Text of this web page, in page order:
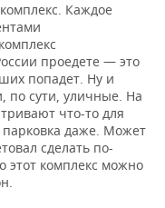
Каждое
проедете — это
попадет. Ну и
по сути, уличные. На
что-то для
парковка даже. Может
сделать по-
этот комплекс можно